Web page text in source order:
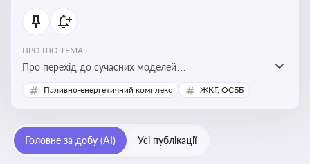
ПРО ЩО ТЕМА:
Про перехід до сучасних моделей
енергозабезпечення, де виробництво електроенергії
здійснюється ближче до споживача. Це важливо для
втрат при транспортуванні енергії та стимулювання
розвитку відновлюваних джерел
Паливно-енергетичний комплекс ЖКГ, ОСББ
Головне за добу (AI) Усі публікації